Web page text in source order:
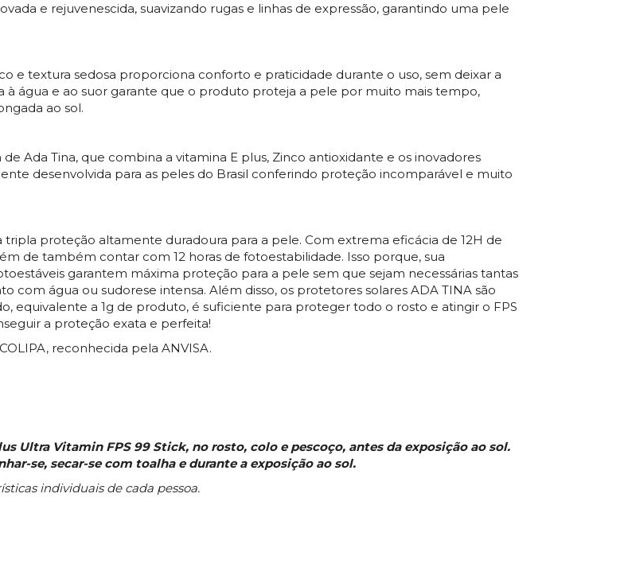
e rejuvenescida, suavizando rugas e linhas de expressão, garantindo uma pele
e textura sedosa proporciona conforto e praticidade durante o uso, sem deixar a
à água e ao suor garante que o produto proteja a pele por muito mais tempo,
ao sol.
Ada Tina, que combina a vitamina E plus, Zinco antioxidante e os inovadores
desenvolvida para as peles do Brasil conferindo proteção incomparável e muito
proteção altamente duradoura para a pele. Com extrema eficácia de 12H de
de também contar com 12 horas de fotoestabilidade. Isso porque, sua
garantem máxima proteção para a pele sem que sejam necessárias tantas
com água ou sudorese intensa. Além disso, os protetores solares ADA TINA são
equivalente a 1g de produto, é suficiente para proteger todo o rosto e atingir o FPS
a proteção exata e perfeita!
reconhecida pela ANVISA.
Ultra Vitamin FPS 99 Stick, no rosto, colo e pescoço, antes da exposição ao sol.
se, secar-se com toalha e durante a exposição ao sol.
individuais de cada pessoa.